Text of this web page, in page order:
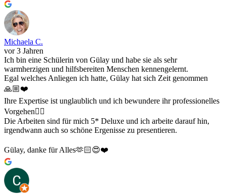
Michaela C.
vor 3 Jahren
Ich bin eine Schülerin von Gülay und habe sie als sehr
warmherzigen und hilfsbereiten Menschen kennengelernt.
Egal welches Anliegen ich hatte, Gülay hat sich Zeit genommen
🙏🏼❤️
Ihre Expertise ist unglaublich und ich bewundere ihr professionelles
Vorgehen👌🏻
Die Arbeiten sind für mich 5* Deluxe und ich arbeite darauf hin,
irgendwann auch so schöne Ergenisse zu presentieren.
Gülay, danke für Alles🫶🏻😍❤️